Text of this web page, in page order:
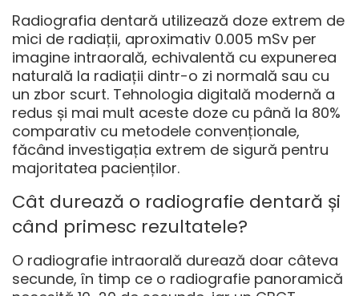
Radiografia dentară utilizează doze extrem de
mici de radiații, aproximativ 0.005 mSv per
imagine intraorală, echivalentă cu expunerea
naturală la radiații dintr-o zi normală sau cu
un zbor scurt. Tehnologia digitală modernă a
redus și mai mult aceste doze cu până la 80%
comparativ cu metodele convenționale,
făcând investigația extrem de sigură pentru
majoritatea pacienților.
Cât durează o radiografie dentară și
când primesc rezultatele?
O radiografie intraorală durează doar câteva
secunde, în timp ce o radiografie panoramică